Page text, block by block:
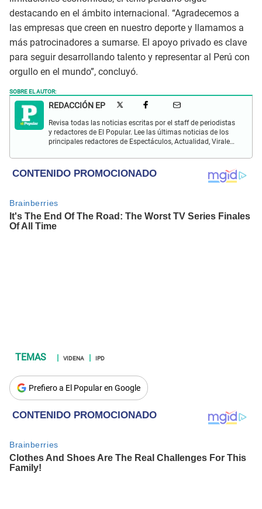
destacando en el ámbito internacional. “Agradecemos a
las empresas que creen en nuestro deporte y llamamos a
más patrocinadores a sumarse. El apoyo privado es clave
para seguir desarrollando talento y representar al Perú con
orgullo en el mundo”, concluyó.
SOBRE EL AUTOR:
REDACCIÓN EP
Revisa todas las noticias escritas por el staff de periodistas
y redactores de El Popular. Lee las últimas noticias de los
principales redactores de Espectáculos, Actualidad, Virales,
VIDENA IPD
Prefiero a El Popular en Google